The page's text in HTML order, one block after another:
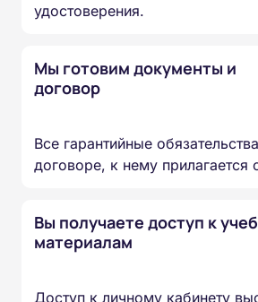
удостоверения.
Мы готовим документы и
договор
Все гарантийные
договоре, к нему прилагается
Вы получаете доступ к
материалам
Доступ к личному кабинету